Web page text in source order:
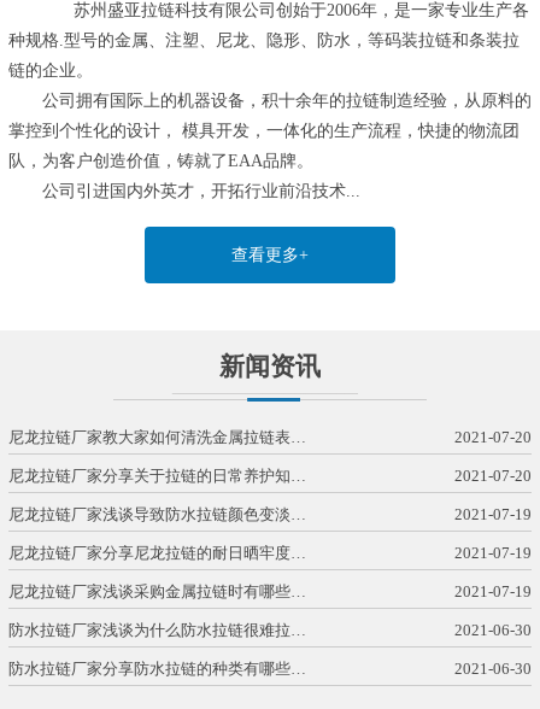
苏州盛亚拉链科技有限公司创始于2006年，是一家专业生产各
种规格.型号的金属、注塑、尼龙、隐形、防水，等码装拉链和条装拉
链的企业。
公司拥有国际上的机器设备，积十余年的拉链制造经验，从原料的
掌控到个性化的设计， 模具开发，一体化的生产流程，快捷的物流团
队，为客户创造价值，铸就了EAA品牌。
公司引进国内外英才，开拓行业前沿技术...
查看更多+
新闻资讯
尼龙拉链厂家教大家如何清洗金属拉链表… 2021-07-20
尼龙拉链厂家分享关于拉链的日常养护知… 2021-07-20
尼龙拉链厂家浅谈导致防水拉链颜色变淡… 2021-07-19
尼龙拉链厂家分享尼龙拉链的耐日晒牢度… 2021-07-19
尼龙拉链厂家浅谈采购金属拉链时有哪些… 2021-07-19
防水拉链厂家浅谈为什么防水拉链很难拉… 2021-06-30
防水拉链厂家分享防水拉链的种类有哪些… 2021-06-30